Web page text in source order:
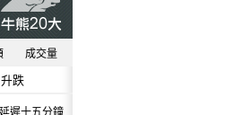
成交量
升跌
遲十五分鐘